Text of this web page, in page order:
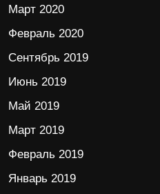
Март 2020
Февраль 2020
Сентябрь 2019
Июнь 2019
Май 2019
Март 2019
Февраль 2019
Январь 2019